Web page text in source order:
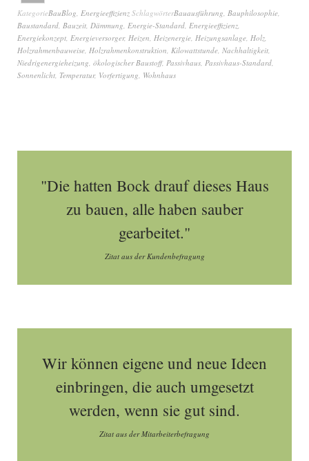
KategorieBauBlog, Energieeffizienz SchlagwörterBauausführung, Bauphilosophie,
Baustandard, Bauzeit, Dämmung, Energie-Standard, Energieeffizienz,
Energiekonzept, Energieversorger, Heizen, Heizenergie, Heizungsanlage, Holz,
Holzrahmenbauweise, Holzrahmenkonstruktion, Kilowattstunde, Nachhaltigkeit,
Niedrigenergieheizung, ökologischer Baustoff, Passivhaus, Passivhaus-Standard,
Sonnenlicht, Temperatur, Vorfertigung, Wohnhaus
"Die hatten Bock drauf dieses Haus
zu bauen, alle haben sauber
gearbeitet."
Zitat aus der Kundenbefragung
Wir können eigene und neue Ideen
einbringen, die auch umgesetzt
werden, wenn sie gut sind.
Zitat aus der Mitarbeiterbefragung